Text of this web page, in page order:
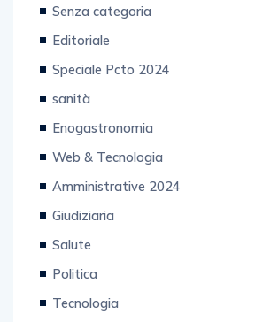
Senza categoria
Editoriale
Speciale Pcto 2024
sanità
Enogastronomia
Web & Tecnologia
Amministrative 2024
Giudiziaria
Salute
Politica
Tecnologia